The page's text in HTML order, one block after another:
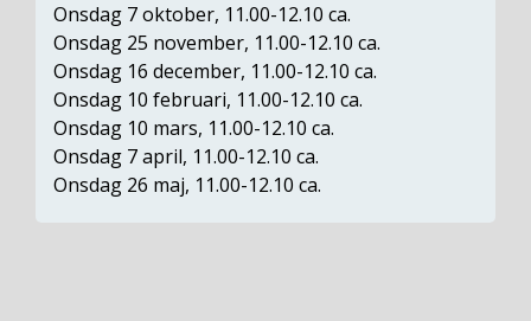
Onsdag 7 oktober, 11.00-12.10 ca.
Onsdag 25 november, 11.00-12.10 ca.
Onsdag 16 december, 11.00-12.10 ca.
Onsdag 10 februari, 11.00-12.10 ca.
Onsdag 10 mars, 11.00-12.10 ca.
Onsdag 7 april, 11.00-12.10 ca.
Onsdag 26 maj, 11.00-12.10 ca.